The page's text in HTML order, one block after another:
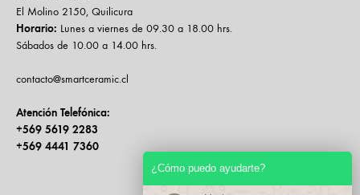
El Molino 2150, Quilicura
Horario: Lunes a viernes de 09.30 a 18.00 hrs.
Sábados de 10.00 a 14.00 hrs.
contacto@smartceramic.cl
Atención Telefónica:
+569 5619 2283
+569 4441 7360
¿Cómo puedo ayudarte?